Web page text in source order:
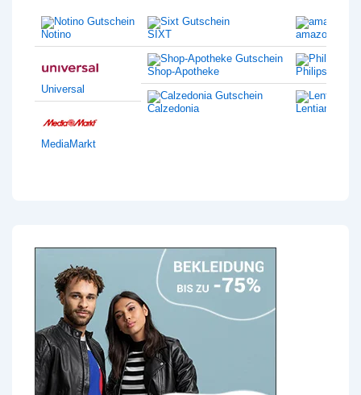
Notino
Universal
MediaMarkt
SIXT
Shop-Apotheke
Calzedonia
amazon
Philips
Lentiamo